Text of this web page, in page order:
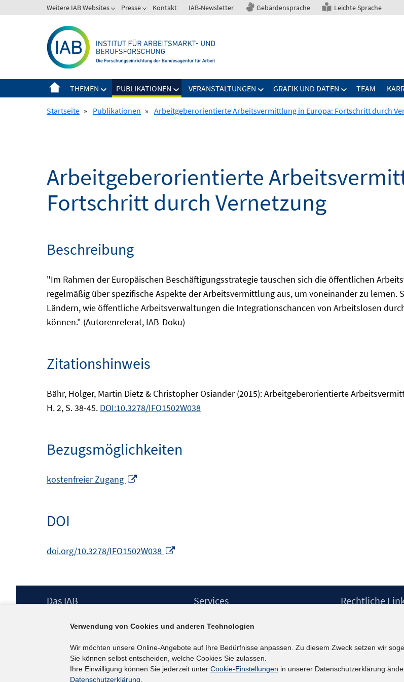
zum
Weitere IAB Websites Presse Kontakt IAB-Newsletter Gebärdensprache Leichte Sprache
THEMEN PUBLIKATIONEN VERANSTALTUNGEN GRAFIK UND DATEN TEAM
Startseite » Publikationen » Arbeitgeberorientierte Arbeitsvermittlung in Europa: Fortschritt durch
Arbeitgeberorientierte
Fortschritt durch Vernetzung
Beschreibung
"Im Rahmen der Europäischen Beschäftigungsstrategie tauschen sich die öffentlichen
regelmäßig über spezifische Aspekte der Arbeitsvermittlung aus, um voneinander zu lernen.
Ländern, wie öffentliche Arbeitsverwaltungen die Integrationschancen von Arbeitslosen
können." (Autorenreferat, IAB-Doku)
Zitationshinweis
Bähr, Holger, Martin Dietz & Christopher Osiander (2015): Arbeitgeberorientierte
H. 2, S. 38-45. DOI:10.3278/IFO1502W038
Bezugsmöglichkeiten
kostenfreier Zugang
DOI
doi.org/10.3278/IFO1502W038
Footer
Das IAB
Berufsforschung (IAB) – unser Leitbild
Institutsleitung
Graduiertenprogramm
Befragungen
Projekte
Services
IAB-Newsletter
Kontakt
Rechtliche
Erklärung zur
Verwendung von Cookies und anderen Technologien
Wir möchten unsere Online-Angebote auf Ihre Bedürfnisse anpassen. Zu diesem Zweck setzen wir
Sie können selbst entscheiden, welche Cookies Sie zulassen.
Ihre Einwilligung können Sie jederzeit unter Cookie-Einstellungen in unserer Datenschutzerklärung
Datenschutzerklärung.